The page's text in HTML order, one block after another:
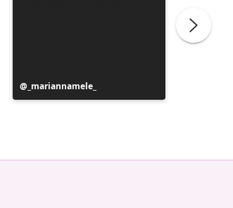
Bejegyzés
közzétevője
_mariannamele_